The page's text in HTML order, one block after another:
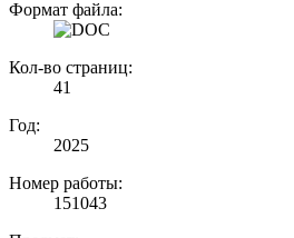
Формат файла:
Кол-во страниц:
41
Год:
2025
Номер работы:
151043